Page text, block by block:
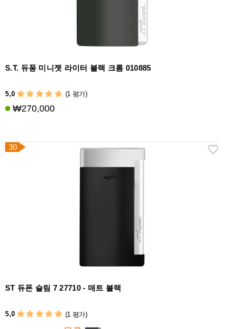
S.T. 듀퐁 미니젯 라이터 블랙 크롬 010885
5,0 (1 평가)
₩270,000
30
ST 듀폰 슬림 7 27710 - 매트 블랙
5,0 (1 평가)